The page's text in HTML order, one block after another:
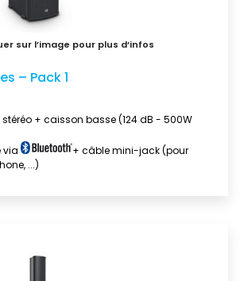
– Pack 1
stéréo + caisson basse (124 dB - 500W
via
+ câble mini-jack (pour
...)